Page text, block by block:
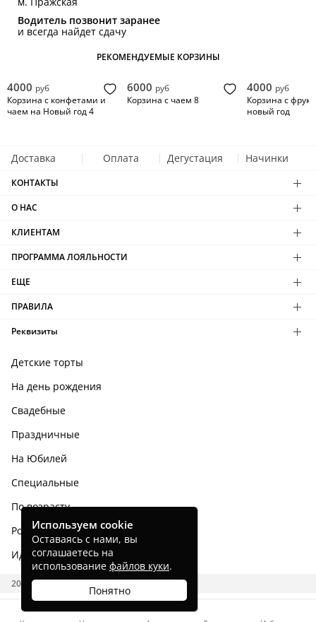
Водитель позвонит заранее
и всегда найдет сдачу
РЕКОМЕНДУЕМЫЕ КОРЗИНЫ
4000 руб
Корзина с конфетами и
чаем на Новый год 4
6000 руб
Корзина с чаем 8
4000 руб
Корзина с
новый год
Доставка Оплата Дегустация Начинки
КОНТАКТЫ
О НАС
КЛИЕНТАМ
ПРОГРАММА ЛОЯЛЬНОСТИ
ЕЩЕ
ПРАВИЛА
Реквизиты
Детские торты
На день рождения
Свадебные
Праздничные
На Юбилей
Специальные
По возрасту
Родным и близким
Идеи тортов
2026 CAKES.RU
Используем cookie
Оставаясь с нами, вы
соглашаетесь на
использование файлов куки.
Понятно